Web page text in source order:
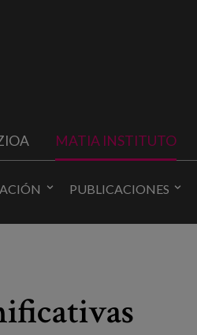
MATIA INSTITUTO
PUBLICACIONES